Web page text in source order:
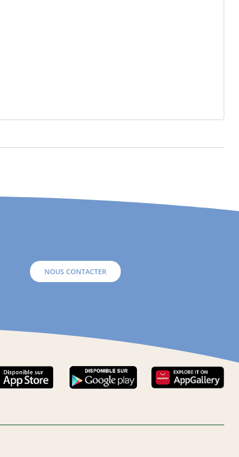
NOUS CONTACTER